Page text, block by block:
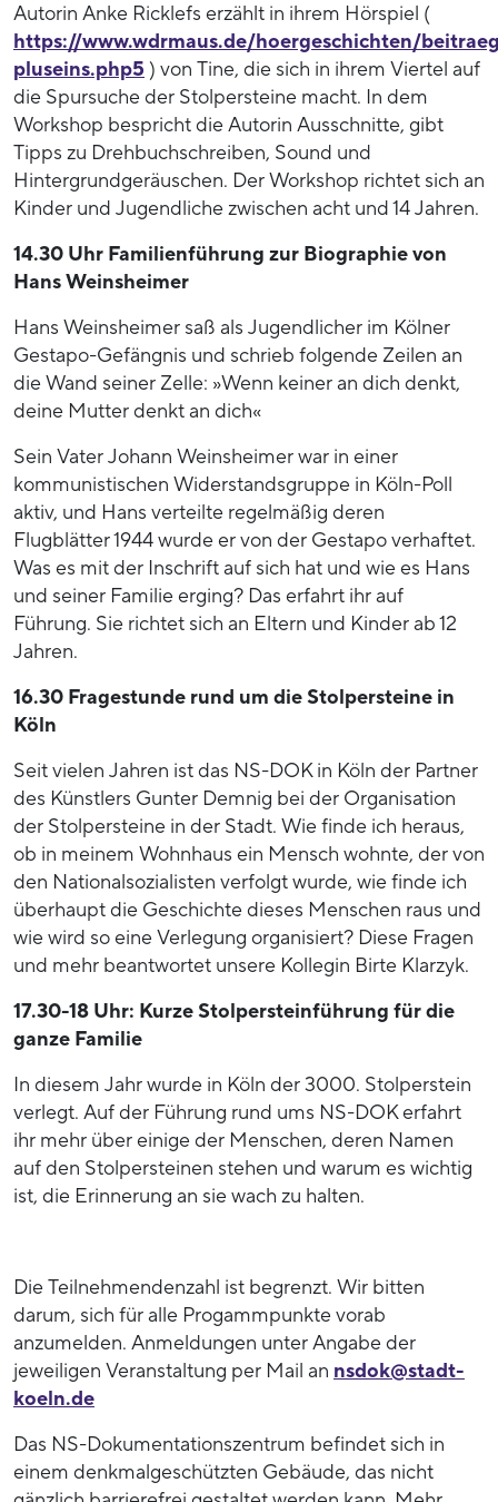
Autorin Anke Ricklefs erzählt in ihrem Hörspiel (
https://www.wdrmaus.de/hoergeschichten/
pluseins.php5 ) von Tine, die sich in ihrem Viertel auf
die Spursuche der Stolpersteine macht. In dem
Workshop bespricht die Autorin Ausschnitte, gibt
Tipps zu Drehbuchschreiben, Sound und
Hintergrundgeräuschen. Der Workshop richtet sich an
Kinder und Jugendliche zwischen acht und 14 Jahren.
14.30 Uhr Familienführung zur Biographie von
Hans Weinsheimer
Hans Weinsheimer saß als Jugendlicher im Kölner
Gestapo-Gefängnis und schrieb folgende Zeilen an
die Wand seiner Zelle: »Wenn keiner an dich denkt,
deine Mutter denkt an dich«
Sein Vater Johann Weinsheimer war in einer
kommunistischen Widerstandsgruppe in Köln-Poll
aktiv, und Hans verteilte regelmäßig deren
Flugblätter 1944 wurde er von der Gestapo verhaftet.
Was es mit der Inschrift auf sich hat und wie es Hans
und seiner Familie erging? Das erfahrt ihr auf
Führung. Sie richtet sich an Eltern und Kinder ab 12
Jahren.
16.30 Fragestunde rund um die Stolpersteine in
Köln
Seit vielen Jahren ist das NS-DOK in Köln der Partner
des Künstlers Gunter Demnig bei der Organisation
der Stolpersteine in der Stadt. Wie finde ich heraus,
ob in meinem Wohnhaus ein Mensch wohnte, der von
den Nationalsozialisten verfolgt wurde, wie finde ich
überhaupt die Geschichte dieses Menschen raus und
wie wird so eine Verlegung organisiert? Diese Fragen
und mehr beantwortet unsere Kollegin Birte Klarzyk.
17.30-18 Uhr: Kurze Stolpersteinführung für die
ganze Familie
In diesem Jahr wurde in Köln der 3000. Stolperstein
verlegt. Auf der Führung rund ums NS-DOK erfahrt
ihr mehr über einige der Menschen, deren Namen
auf den Stolpersteinen stehen und warum es wichtig
ist, die Erinnerung an sie wach zu halten.
Die Teilnehmendenzahl ist begrenzt. Wir bitten
darum, sich für alle Progammpunkte vorab
anzumelden. Anmeldungen unter Angabe der
jeweiligen Veranstaltung per Mail an nsdok@stadt-
koeln.de
Das NS-Dokumentationszentrum befindet sich in
einem denkmalgeschützten Gebäude, das nicht